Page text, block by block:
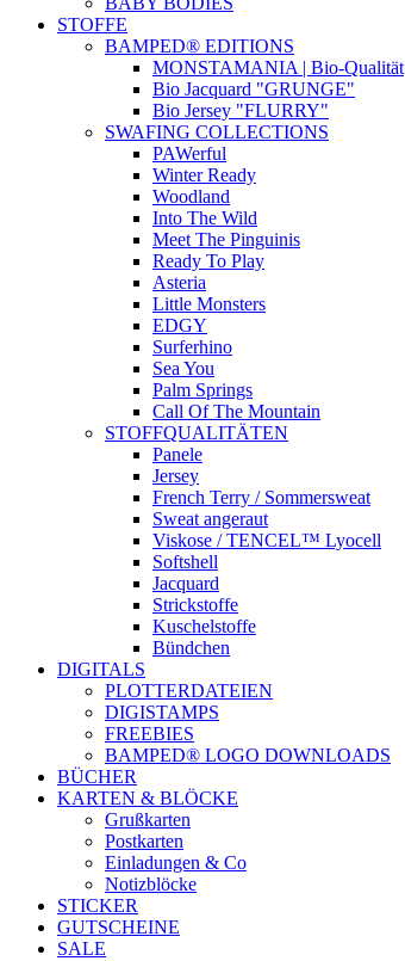
Instagram
STOFFE
BAMPED® EDITIONS
MONSTAMANIA | Bio-Qualität
Bio Jacquard "GRUNGE"
Bio Jersey "FLURRY"
SWAFING COLLECTIONS
PAWerful
Winter Ready
Woodland
Into The Wild
Meet The Pinguinis
Ready To Play
Asteria
Little Monsters
EDGY
Surferhino
Sea You
Palm Springs
Call Of The Mountain
STOFFQUALITÄTEN
Panele
Jersey
French Terry / Sommersweat
Sweat angeraut
Viskose / TENCEL™ Lyocell
Softshell
Jacquard
Strickstoffe
Kuschelstoffe
Bündchen
DIGITALS
PLOTTERDATEIEN
DIGISTAMPS
FREEBIES
BAMPED® LOGO DOWNLOADS
BÜCHER
KARTEN & BLÖCKE
Grußkarten
Postkarten
Einladungen & Co
Notizblöcke
STICKER
GUTSCHEINE
SALE